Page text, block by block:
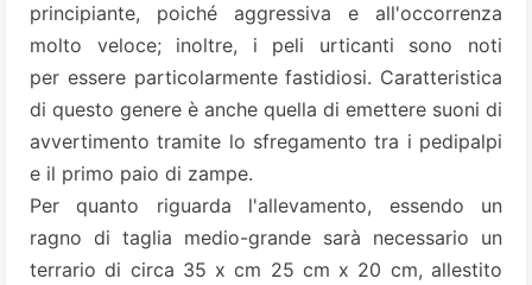
principiante, poiché aggressiva e all'occorrenza
molto veloce; inoltre, i peli urticanti sono noti
per essere particolarmente fastidiosi. Caratteristica
di questo genere è anche quella di emettere suoni di
avvertimento tramite lo sfregamento tra i pedipalpi
e il primo paio di zampe.
Per quanto riguarda l'allevamento, essendo un
ragno di taglia medio-grande sarà necessario un
terrario di circa 35 x cm 25 cm x 20 cm, allestito